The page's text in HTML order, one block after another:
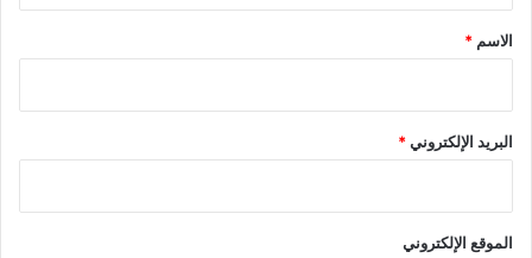
*
الاسم *
البريد الإلكتروني*
الموقع الإلكتروني